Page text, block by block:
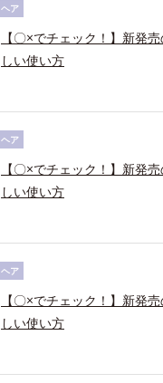
ヘア
【〇×でチェック！】新発
しい使い方
ヘア
【〇×でチェック！】新発
しい使い方
ヘア
【〇×でチェック！】新発
しい使い方